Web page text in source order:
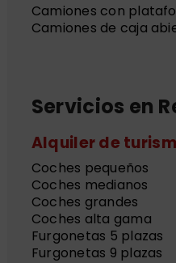
Camiones con
Camiones de caja
Servicios en
Alquiler de
Coches pequeños
Coches medianos
Coches grandes
Coches alta gama
Furgonetas 5 plazas
Furgonetas 9 plazas